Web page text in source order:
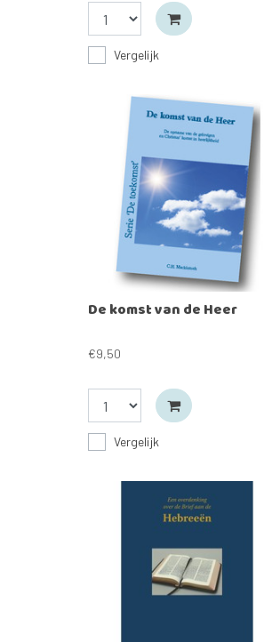
Vergelijk
De komst van de Heer
€9,50
Vergelijk